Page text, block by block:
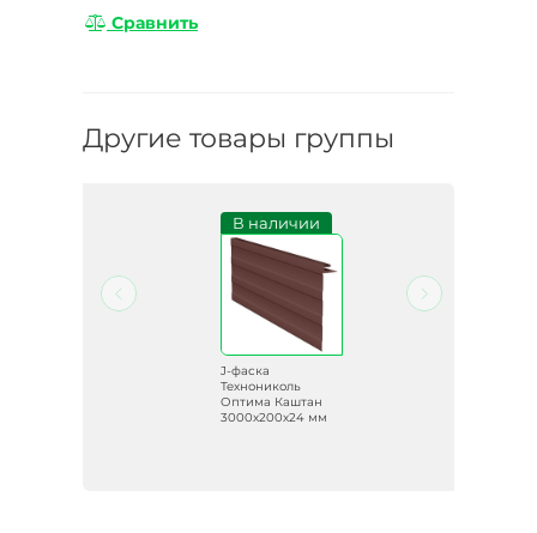
Сравнить
Другие товары группы
В наличии
J-фаска
Технониколь
Оптима Каштан
3000х200х24 мм